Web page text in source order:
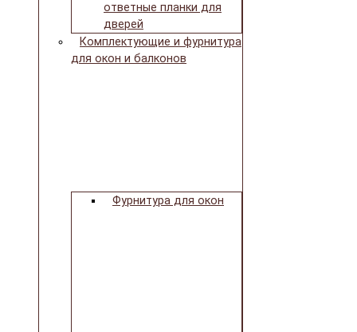
ответные планки для
дверей
Комплектующие и фурнитура
для окон и балконов
Фурнитура для окон